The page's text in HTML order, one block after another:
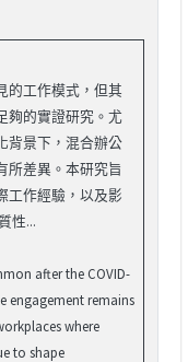
的工作模式，但其
夠的實證研究。尤
背景下，混合辦公
所差異。本研究旨
工作經驗，以及影
性...
after the COVID-
engagement remains
where
to shape